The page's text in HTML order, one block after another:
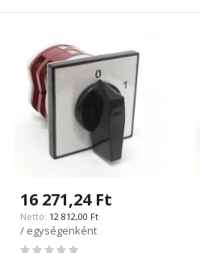
16 271,24 Ft
12 812,00 Ft
/ egységenként
Rating: